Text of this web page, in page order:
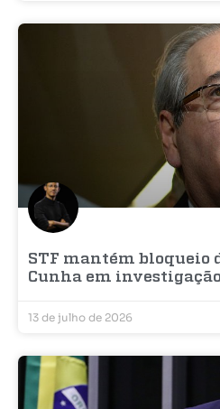
STF mantém bloqueio
Cunha em
13 de julho de 2026